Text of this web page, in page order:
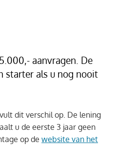
aanvragen. De
starter als u nog nooit
dit verschil op. De lening
u de eerste 3 jaar geen
op de website van het